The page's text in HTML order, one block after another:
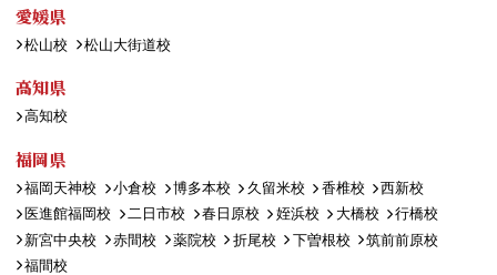
愛媛県
松山校 松山大街道校
高知県
高知校
福岡県
福岡天神校 小倉校 博多本校 久留米校 香椎校
西新校
医進館福岡校
二日市校 春日原校 姪浜校 大橋校
行橋校
新宮中央校
赤間校 薬院校 折尾校 下曽根校
筑前前原校
福間校